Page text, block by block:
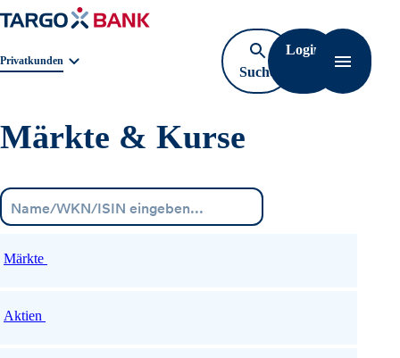
Geschäftsbereichnavigation. Aktuelle Auswahl:
Privatkunden
Suche
öffnen
Login
Märkte & Kurse
Märkte
Aktien